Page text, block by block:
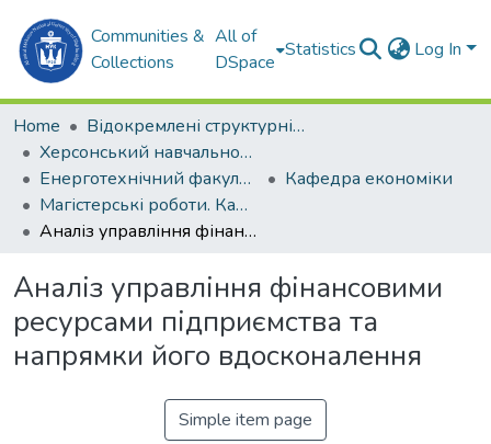
Communities &
Collections
All of
DSpace
Statistics Log In
Home
Відокремлені структурні підрозділи НУК ім. адм. Макарова
Херсонський навчально-науковий інститут НУК ім. адм. Макарова (ХННІ НУК)
Енерготехнічний факультет
Кафедра економіки
Магістерські роботи. Кафедра економіки
Аналіз управління фінансовими ресурсами підприємства та напрямки його вдосконалення
Аналіз управління фінансовими
ресурсами підприємства та
напрямки його вдосконалення
Simple item page